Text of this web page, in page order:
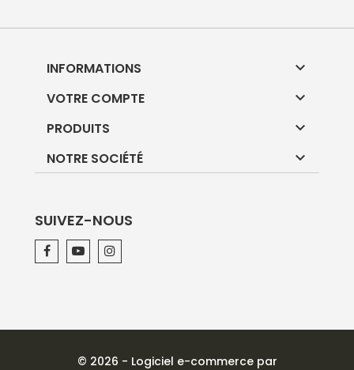
INFORMATIONS 
VOTRE COMPTE 
PRODUITS 
NOTRE SOCIÉTÉ 
SUIVEZ-NOUS
© 2026 - Logiciel e-commerce par